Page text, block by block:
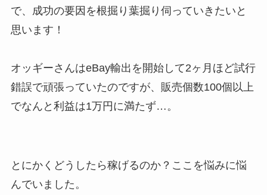
で、成功の要因を根掘り葉掘り伺っていきたいと
思います！
オッギーさんはeBay輸出を開始して2ヶ月ほど試行
錯誤で頑張っていたのですが、販売個数100個以上
でなんと利益は1万円に満たず…。
とにかくどうしたら稼げるのか？ここを悩みに悩
んでいました。